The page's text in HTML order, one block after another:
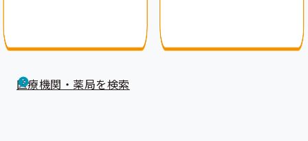
医療機関・薬局を検索